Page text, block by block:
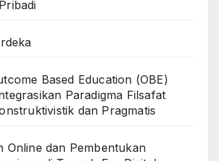
Based Education (OBE)
Paradigma Filsafat
dan Pragmatis
Online dan Pembentukan